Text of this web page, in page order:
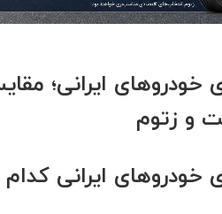
خودروهای ایرانی؛
و زتوم
خودروهای ایرانی